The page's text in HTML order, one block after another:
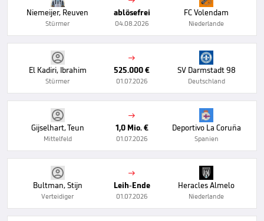
Niemeijer, Reuven
Stürmer
ablösefrei
04.08.2026
FC Volendam
Niederlande
El Kadiri, Ibrahim
Stürmer

525.000 €
01.07.2026
SV Darmstadt 98
Deutschland
Gijselhart, Teun
Mittelfeld

1,0 Mio. €
01.07.2026
Deportivo La Coruña
Spanien
Bultman, Stijn
Verteidiger

Leih-Ende
01.07.2026
Heracles Almelo
Niederlande